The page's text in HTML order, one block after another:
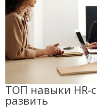
ТОП навыки HR-
развить